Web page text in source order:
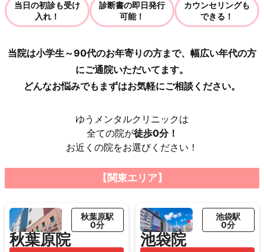
当日の初診も受け
入れ！
診断書の即日発行
可能！
カウンセリングも
できる！
当院は小学生～90代のお年寄りの方まで、幅広い年代の方
にご通院いただいてます。
どんなお悩みでもまずはお気軽にご相談ください。
ゆうメンタルクリニックは
全ての院が徒歩0分！
お近くの院をお選びください！
【関東エリア】
秋葉原院
秋葉原駅
0分
池袋院
池袋駅
0分